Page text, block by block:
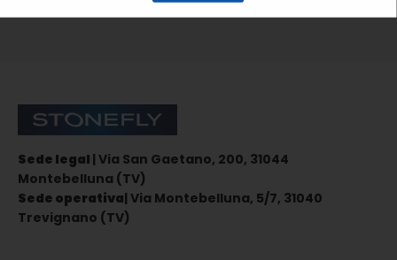
Stonefly Shop
Sede legal | Via San Gaetano, 200, 31044
Montebelluna (TV)
Sede operativa| Via Montebelluna, 5/7, 31040
Trevignano (TV)